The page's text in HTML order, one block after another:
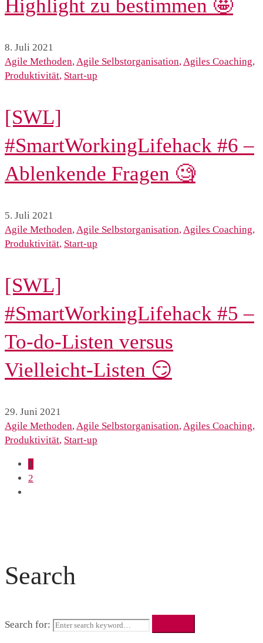
Highlight zu bestimmen 🤩
8. Juli 2021
Agile Methoden, Agile Selbstorganisation, Agiles Coaching,
Produktivität, Start-up
[SWL]
#SmartWorkingLifehack #6 –
Ablenkende Fragen 🧐
5. Juli 2021
Agile Methoden, Agile Selbstorganisation, Agiles Coaching,
Produktivität, Start-up
[SWL]
#SmartWorkingLifehack #5 –
To-do-Listen versus
Vielleicht-Listen 😏
29. Juni 2021
Agile Methoden, Agile Selbstorganisation, Agiles Coaching,
Produktivität, Start-up
1
2
Search
Search for: